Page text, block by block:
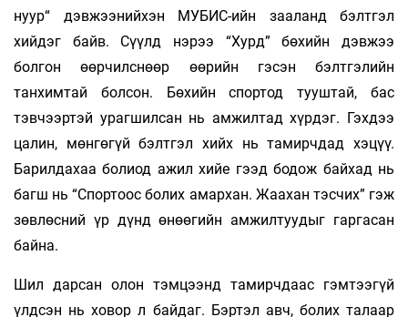
нуур“ дэвжээнийхэн МУБИС-ийн зааланд бэлтгэл
хийдэг байв. Сүүлд нэрээ “Хурд” бөхийн дэвжээ
болгон өөрчилснөөр өөрийн гэсэн бэлтгэлийн
танхимтай болсон. Бөхийн спортод тууштай, бас
тэвчээртэй урагшилсан нь амжилтад хүрдэг. Гэхдээ
цалин, мөнгөгүй бэлтгэл хийх нь тамирчдад хэцүү.
Барилдахаа болиод ажил хийе гээд бодож байхад нь
багш нь “Спортоос болих амархан. Жаахан тэсчих” гэж
зөвлөсний үр дүнд өнөөгийн амжилтуудыг гаргасан
байна.
Шил дарсан олон тэмцээнд тамирчдаас гэмтээгүй
үлдсэн нь ховор л байдаг. Бэртэл авч, болих талаар